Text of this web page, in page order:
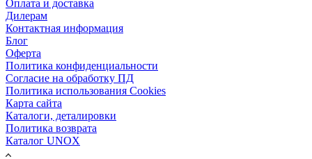
Оплата и доставка
Дилерам
Контактная информация
Блог
Оферта
Политика конфиденциальности
Согласие на обработку ПД
Политика использования Cookies
Карта сайта
Каталоги, деталировки
Политика возврата
Каталог UNOX